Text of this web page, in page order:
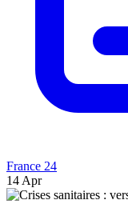
France 24
14 Apr